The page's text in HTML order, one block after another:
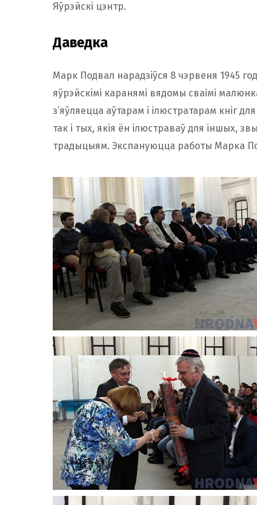
Яўрэйскі цэнтр.
Даведка
Марк Подвал нарадзіўся 8 чэрвеня 1945
яўрэйскімі каранямі вядомы сваімі
з’яўляецца аўтарам і ілюстратарам кніг
так і тых, якія ён ілюстраваў для іншых,
традыцыям. Экспануюцца работы Марка